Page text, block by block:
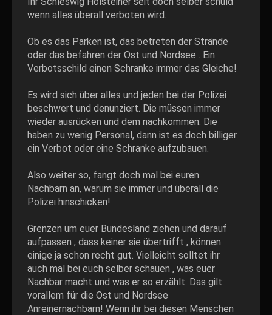
wenn alles überall verboten wird.
Ob es das Parken ist, das betreten der Strände
oder das befahren der Ost und Nordsee . Ein
Verbotsschild einen Schranke immer das Gleiche!
Es wird sich über alles und jeden bei der Polizei
beschwert und denunziert. Die müssen immer
wieder ausrücken und dem nachkommen. Die
haben zu wenig Personal, dann ist es doch billiger
ein Verbot oder eine Schranke aufzubauen.
Also weiter so, fangt doch mal bei euren
Nachbarn an, warum sie immer und überall die
Polizei hinschicken!
Grenzen um euer Bundesland ziehen und darauf
aufpassen , dass keiner sie übertrifft , können
einige ja schon recht gut. Vielleicht solltet ihr
auch mal bei euch selber schauen , was euer
Nachbar macht und was er so erzählt. Das gilt
vorallem für die Ost und Nordsee
Anreinernachbarn! Wenn ihr bei diesen Menschen